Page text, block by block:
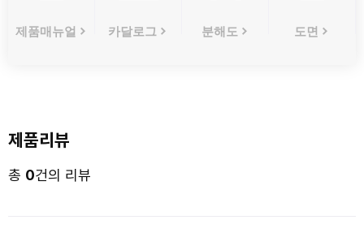
제품매뉴얼 카달로그 분해도 도면
제품리뷰
총 0건의 리뷰